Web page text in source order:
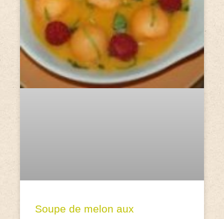
Soupe de melon aux